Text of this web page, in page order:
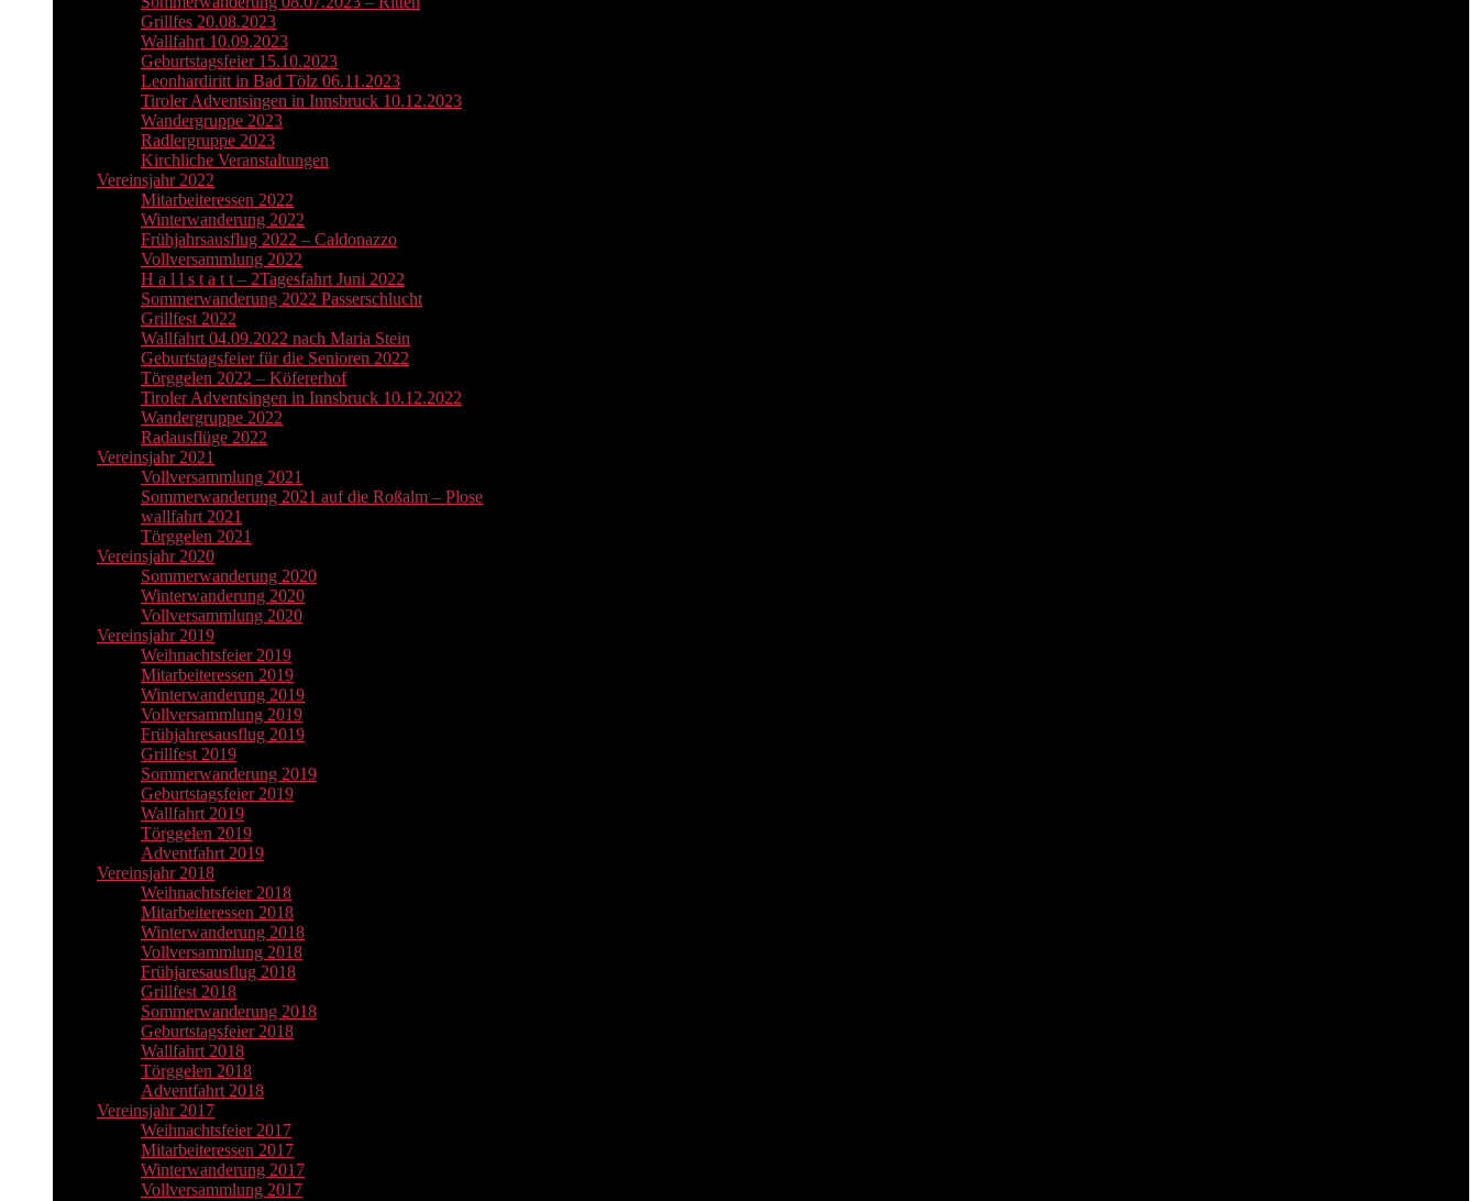
Grillfes 20.08.2023
Wallfahrt 10.09.2023
Geburtstagsfeier 15.10.2023
Leonhardiritt in Bad Tölz 06.11.2023
Tiroler Adventsingen in Innsbruck 10.12.2023
Wandergruppe 2023
Radlergruppe 2023
Kirchliche Veranstaltungen
Vereinsjahr 2022
Mitarbeiteressen 2022
Winterwanderung 2022
Frühjahrsausflug 2022 – Caldonazzo
Vollversammlung 2022
H a l l s t a t t – 2Tagesfahrt Juni 2022
Sommerwanderung 2022 Passerschlucht
Grillfest 2022
Wallfahrt 04.09.2022 nach Maria Stein
Geburtstagsfeier für die Senioren 2022
Törggelen 2022 – Köfererhof
Tiroler Adventsingen in Innsbruck 10.12.2022
Wandergruppe 2022
Radausflüge 2022
Vereinsjahr 2021
Vollversammlung 2021
Sommerwanderung 2021 auf die Roßalm – Plose
wallfahrt 2021
Törggelen 2021
Vereinsjahr 2020
Sommerwanderung 2020
Winterwanderung 2020
Vollversammlung 2020
Vereinsjahr 2019
Weihnachtsfeier 2019
Mitarbeiteressen 2019
Winterwanderung 2019
Vollversammlung 2019
Frühjahresausflug 2019
Grillfest 2019
Sommerwanderung 2019
Geburtstagsfeier 2019
Wallfahrt 2019
Törggelen 2019
Adventfahrt 2019
Vereinsjahr 2018
Weihnachtsfeier 2018
Mitarbeiteressen 2018
Winterwanderung 2018
Vollversammlung 2018
Frühjaresausflug 2018
Grillfest 2018
Sommerwanderung 2018
Geburtstagsfeier 2018
Wallfahrt 2018
Törggelen 2018
Adventfahrt 2018
Vereinsjahr 2017
Weihnachtsfeier 2017
Mitarbeiteressen 2017
Winterwanderung 2017
Vollversammlung 2017